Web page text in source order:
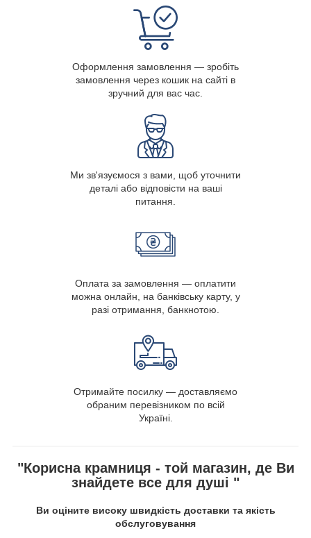
Оформлення замовлення — зробіть
замовлення через кошик на сайті в
зручний для вас час.
Ми зв'язуємося з вами, щоб уточнити
деталі або відповісти на ваші
питання.
Оплата за замовлення — оплатити
можна онлайн, на банківську карту, у
разі отримання, банкнотою.
Отримайте посилку — доставляємо
обраним перевізником по всій
Україні.
"Корисна крамниця - той магазин, де Ви
знайдете все для душі "
Ви оціните високу швидкість доставки та якість
обслуговування